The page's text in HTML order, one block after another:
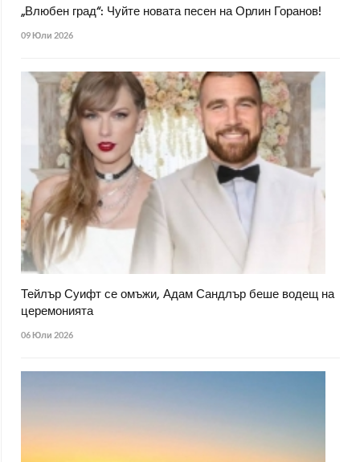
„Влюбен град“: Чуйте новата песен на Орлин Горанов!
09 Юли 2026
Тейлър Суифт се омъжи, Адам Сандлър беше водещ на
церемонията
06 Юли 2026